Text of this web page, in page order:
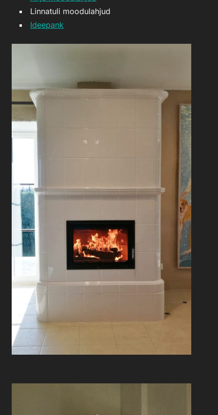
Linnatuli moodulahjud
Ideepank